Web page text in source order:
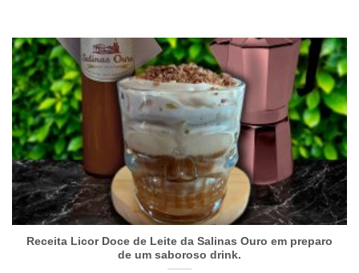
Receita Licor Doce de Leite da Salinas Ouro em preparo
de um saboroso drink.